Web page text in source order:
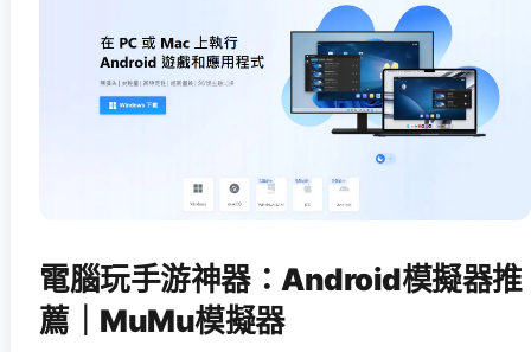
電腦玩手游神器：Android模擬器推
薦｜MuMu模擬器